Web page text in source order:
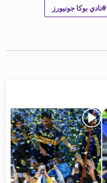
#نادي بوكا جونيورز